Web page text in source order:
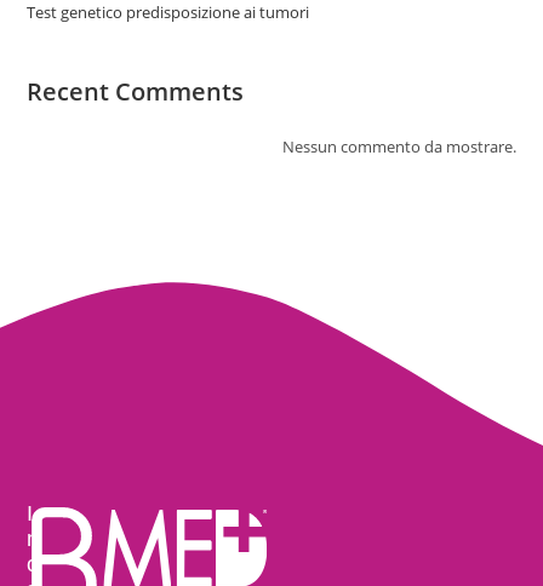
Test genetico predisposizione ai tumori
Recent Comments
Nessun commento da mostrare.
I
n
o